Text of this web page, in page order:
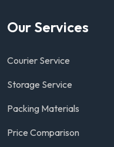
Our Services
Courier Service
Storage Service
Packing Materials
Price Comparison